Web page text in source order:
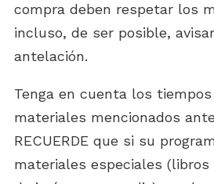
compra deben respetar los
incluso, de ser posible,
antelación.
Tenga en cuenta los
materiales mencionados
RECUERDE que si su
materiales especiales